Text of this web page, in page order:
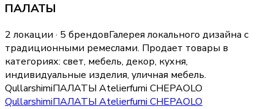
ПАЛАТЫ
2 локации · 5 брендовГалерея локального дизайна с
традиционными ремеслами. Продает товары в
категориях: свет, мебель, декор, кухня,
индивидуальные изделия, уличная мебель.
QullarshimiПАЛАТЫ Atelierfurni CHEPAOLO
QullarshimiПАЛАТЫ Atelierfurni CHEPAOLO